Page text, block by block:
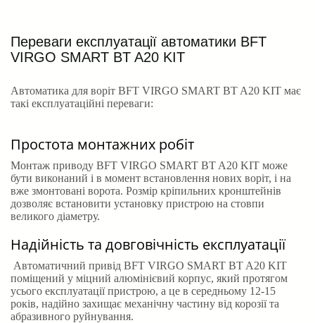
Переваги експлуатації автоматики BFT
VIRGO SMART BT A20 KIT
Автоматика для воріт BFT VIRGO SMART BT A20 KIT має
такі експлуатаційні переваги:
Простота монтажних робіт
Монтаж приводу BFT VIRGO SMART BT A20 KIT може
бути виконаний і в момент встановлення нових воріт, і на
вже змонтовані ворота. Розмір кріпильних кронштейнів
дозволяє встановити установку пристрою на стовпи
великого діаметру.
Надійність та довговічність експлуатації
Автоматичний привід BFT VIRGO SMART BT A20 KIT
поміщений у міцний алюмінієвий корпус, який протягом
усього експлуатації пристрою, а це в середньому 12-15
років, надійно захищає механічну частину від корозії та
абразивного руйнування.